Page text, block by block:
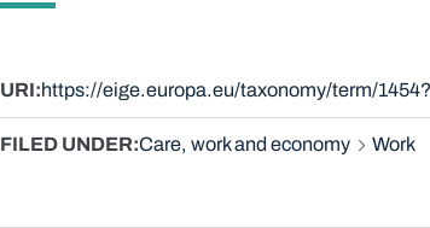
URI https://eige.europa.eu/taxonomy/term/
FILED UNDER Care, work and economy Work